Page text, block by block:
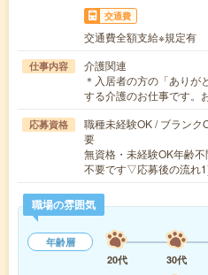
交通費
交通費全額支給※規定有
仕事内容
介護関連
＊入居者の方の「ありが
する介護のお仕事です。
応募資格
職種未経験OK / ブランク
要
無資格・未経験OK年齢
不要です▽応募後の流れ
職場の雰囲気
年齢層
20代
30代